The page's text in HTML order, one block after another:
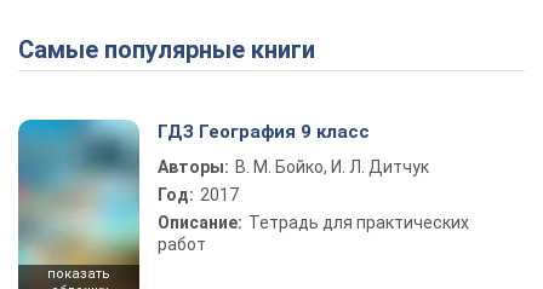
Самые популярные книги
показать
ГДЗ География 9 класс
Авторы: В. М. Бойко, И. Л. Дитчук
Год: 2017
Описание: Тетрадь для практических
работ